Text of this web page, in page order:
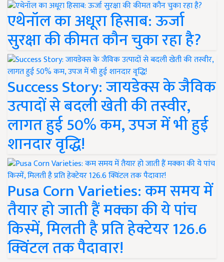
एथेनॉल का अधूरा हिसाब: ऊर्जा
सुरक्षा की कीमत कौन चुका रहा है?
Success Story: जायडेक्स के जैविक
उत्पादों से बदली खेती की तस्वीर,
लागत हुई 50% कम, उपज में भी हुई
शानदार वृद्धि!
Pusa Corn Varieties: कम समय में
तैयार हो जाती हैं मक्का की ये पांच
किस्में, मिलती है प्रति हेक्टेयर 126.6
क्विंटल तक पैदावार!